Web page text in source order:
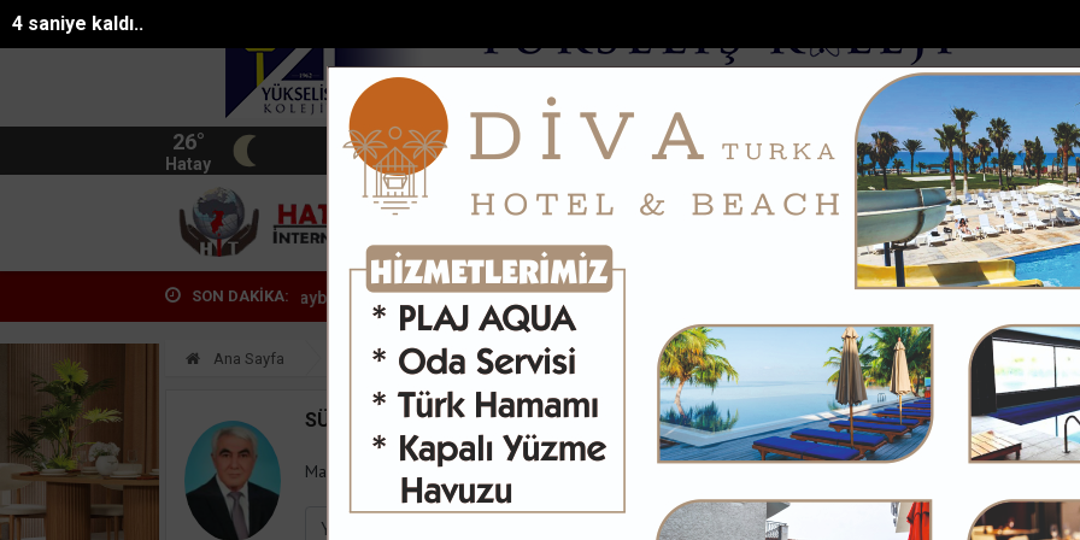
3 saniye kaldı..
26°
Hatay
BIST 13.744 DOLAR 46.2686 EURO 53.5186
HATAY GÜNDEM MAGAZİN KADIN-YAŞAM SPOR SAĞLIK
SON DAKİKA:
sıcak hava uyarısı: Sıvı kaybına di... Orman ekipleri, yanan otomobili görüp söndürd...
Ana Sayfa Yazarlar Süleyman GÖKSU
SÜLEYMAN GÖKSU
Mail: suleymangoksu@gmail.com